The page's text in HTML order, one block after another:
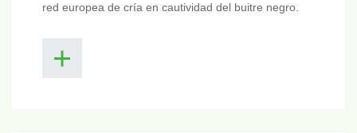
red europea de cría en cautividad del buitre negro.